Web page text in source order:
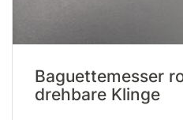
Baguettemesser
drehbare Klinge